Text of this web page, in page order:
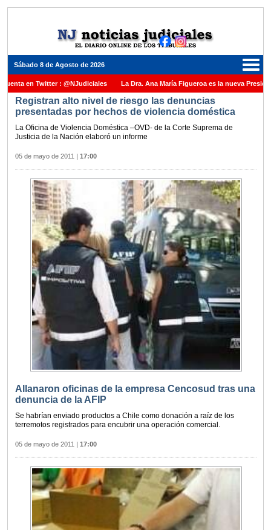
Sábado 8 de Agosto de 2026
Twitter : @NJudiciales La Dra. Ana María Figueroa es la nueva Presidente de
Nación una medalla al Dr. Raul Zaffaroni en reconocimiento por su paso por el
Daniel Rafecas
Registran alto nivel de riesgo las denuncias
presentadas por hechos de violencia doméstica
La Oficina de Violencia Doméstica –OVD- de la Corte Suprema de
Justicia de la Nación elaboró un informe
05 de mayo de 2011 | 17:00
Allanaron oficinas de la empresa Cencosud tras una
denuncia de la AFIP
Se habrían enviado productos a Chile como donación a raíz de los
terremotos registrados para encubrir una operación comercial.
05 de mayo de 2011 | 17:00